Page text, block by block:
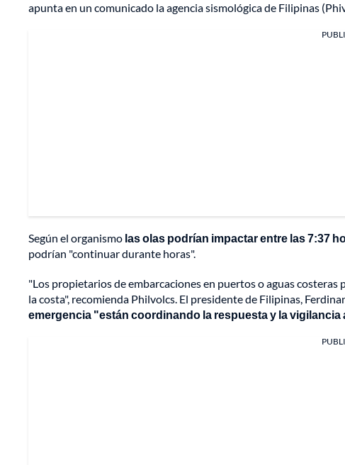
apunta en un comunicado la agencia sismológica de Filipinas
Según el organismo las olas podrían impactar entre las 7:37
podrían "continuar durante horas".
"Los propietarios de embarcaciones en puertos o aguas
la costa", recomienda Philvolcs. El presidente de Filipinas,
emergencia "están coordinando la respuesta y la